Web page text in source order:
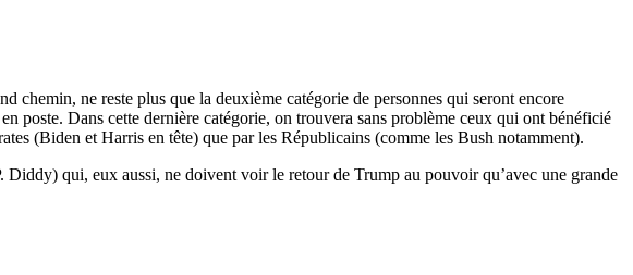
chemin, ne reste plus que la deuxième catégorie de personnes qui seront encore
poste. Dans cette dernière catégorie, on trouvera sans problème ceux qui ont bénéficié
(Biden et Harris en tête) que par les Républicains (comme les Bush notamment).
Diddy) qui, eux aussi, ne doivent voir le retour de Trump au pouvoir qu’avec une grande